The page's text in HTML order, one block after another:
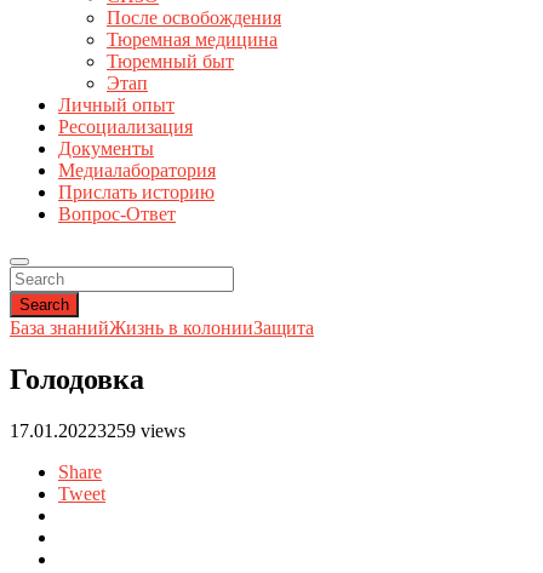
После освобождения
Тюремная медицина
Тюремный быт
Этап
Личный опыт
Ресоциализация
Документы
Медиалаборатория
Прислать историю
Вопрос-Ответ
Search
База знанийЖизнь в колонииЗащита
Голодовка
17.01.20223259 views
Share
Tweet